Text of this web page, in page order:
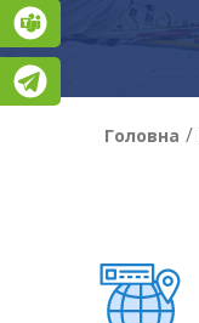
Головна /